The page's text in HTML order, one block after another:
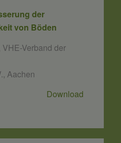
der
von Böden
Verband der
Aachen
Download